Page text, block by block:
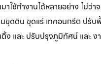
าใช้ทำงานได้หลายอย่าง ไม่ว่า
ขุดดิน ขุดแร่ เทคอนกรีต ปรับ
ง และ ปรับปรุงภูมิทัศน์ และ ง